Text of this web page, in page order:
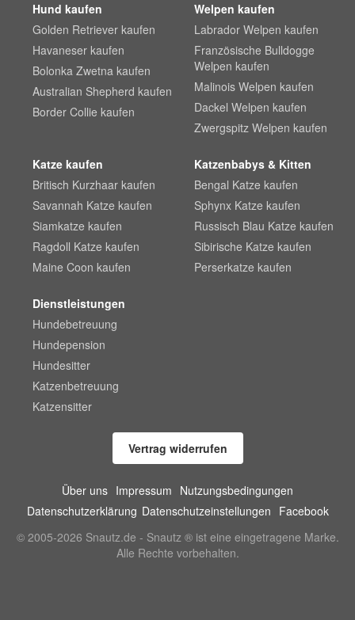
Hund kaufen
Golden Retriever kaufen
Havaneser kaufen
Bolonka Zwetna kaufen
Australian Shepherd kaufen
Border Collie kaufen
Welpen kaufen
Labrador Welpen kaufen
Französische Bulldogge
Welpen kaufen
Malinois Welpen kaufen
Dackel Welpen kaufen
Zwergspitz Welpen kaufen
Katze kaufen
Britisch Kurzhaar kaufen
Savannah Katze kaufen
Siamkatze kaufen
Ragdoll Katze kaufen
Maine Coon kaufen
Katzenbabys & Kitten
Bengal Katze kaufen
Sphynx Katze kaufen
Russisch Blau Katze kaufen
Sibirische Katze kaufen
Perserkatze kaufen
Dienstleistungen
Hundebetreuung
Hundepension
Hundesitter
Katzenbetreuung
Katzensitter
Vertrag widerrufen
Über uns Impressum Nutzungsbedingungen
Datenschutzerklärung Datenschutzeinstellungen Facebook
© 2005-2026 Snautz.de - Snautz ® ist eine eingetragene Marke.
Alle Rechte vorbehalten.